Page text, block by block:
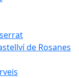
de Rosanes